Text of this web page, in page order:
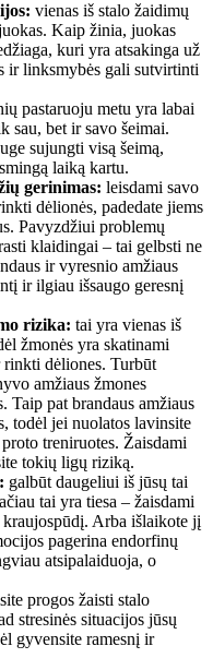
vienas iš stalo žaidimų
Kaip žinia, juokas
kuri yra atsakinga už
ir linksmybės gali sutvirtinti
pastaruoju metu yra labai
sau, bet ir savo šeimai.
sujungti visą šeimą,
laiką kartu.
gerinimas: leisdami savo
dėlionės, padedate jiems
Pavyzdžiui problemų
klaidingai – tai gelbsti ne
ir vyresnio amžiaus
ir ilgiau išsaugo geresnį
rizika: tai yra vienas iš
žmonės yra skatinami
dėliones. Turbūt
amžiaus žmones
pat brandaus amžiaus
todėl jei nuolatos lavinsite
treniruotes. Žaisdami
tokių ligų riziką.
galbūt daugeliui iš jūsų tai
tai yra tiesa – žaisdami
Arba išlaikote jį
pagerina endorfinų
atsipalaiduoja, o
progos žaisti stalo
stresinės situacijos jūsų
gyvensite ramesnį ir